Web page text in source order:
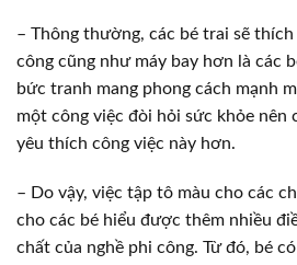
– Thông thường, các bé trai sẽ
công cũng như máy bay hơn là các
bức tranh mang phong cách mạnh
một công việc đòi hỏi sức khỏe nên
yêu thích công việc này hơn.
– Do vậy, việc tập tô màu cho các
cho các bé hiểu được thêm nhiều
chất của nghề phi công. Từ đó, bé